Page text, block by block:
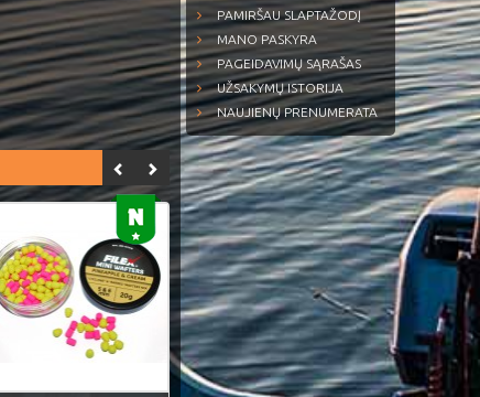
PAMIRŠAU SLAPTAŽODĮ
MANO PASKYRA
PAGEIDAVIMŲ SĄRAŠAS
UŽSAKYMŲ ISTORIJA
NAUJIENŲ PRENUMERATA